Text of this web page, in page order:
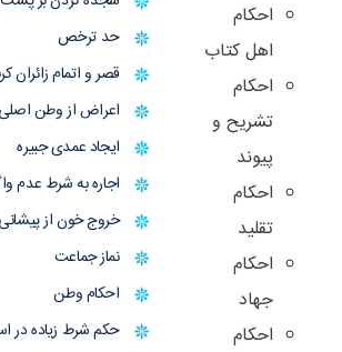
احکام
اهل کتاب
احکام
تشریح و
پیوند
احکام
تقلید
احکام
جهاد
احکام
حد ترخص
قصر و اتمام زائران
اعراض از وطن
ایجاد عمدی جبیره
اجاره به شرط عدم
خروج خون از
نماز جماعت
احکام وطن
حکم شرط زیاده در